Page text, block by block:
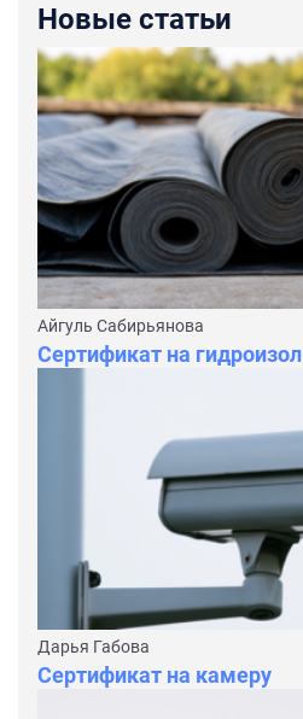
Новые статьи
Айгуль Сабирьянова
Сертификат на гидроизол
Дарья Габова
Сертификат на камеру